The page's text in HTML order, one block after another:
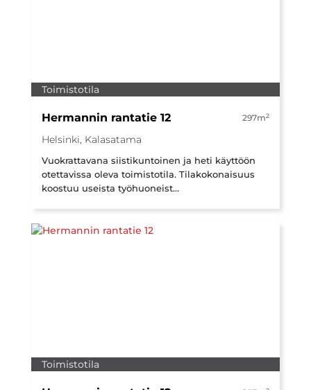
Toimistotila
Hermannin rantatie 12 297m2
Helsinki, Kalasatama
Vuokrattavana siistikuntoinen ja heti käyttöön
otettavissa oleva toimistotila. Tilakokonaisuus
koostuu useista työhuoneist...
Toimistotila